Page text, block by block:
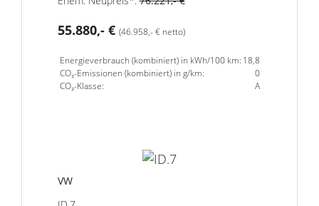
55.880,- € (46.958,- € netto)
Energieverbrauch (kombiniert) in kWh/100 km: 18,8
CO₂-Emissionen (kombiniert) in g/km:
0
CO₂-Klasse:
A
VW